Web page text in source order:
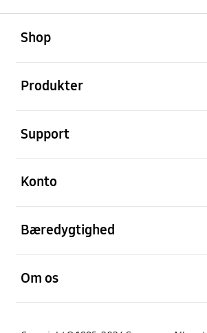
Shop
Produkter
Support
Konto
Bæredygtighed
Om os